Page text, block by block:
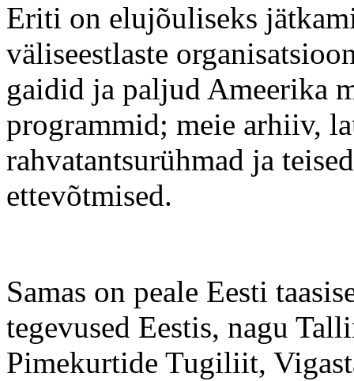
Eriti on elujõuliseks
väliseestlaste
gaidid ja paljud Ameerika
programmid; meie arhiiv,
rahvatantsurühmad ja
ettevõtmised.
Samas on peale Eesti
tegevused Eestis, nagu
Pimekurtide Tugiliit,